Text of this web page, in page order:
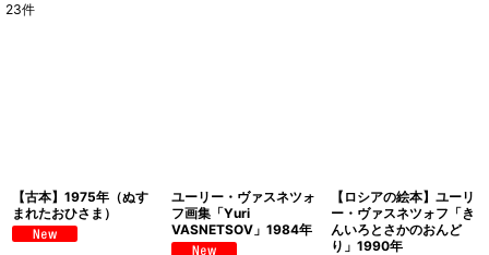
23件
【古本】1975年（ぬす
まれたおひさま）
ユーリー・ヴァスネツォ
フ画集「Yuri
VASNETSOV」1984年
【ロシアの絵本】ユーリ
ー・ヴァスネツォフ「き
んいろとさかのおんど
り」1990年